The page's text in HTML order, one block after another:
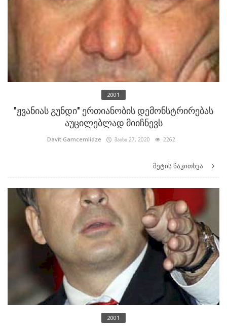
2001
"ჟვანიას გუნდი" ერთიანობის დემონსტრირებას
აუცილებლად მიიჩნევს
Davit.Gamcemlidze მაისი 27, 2020 2262
მეტის წაკითხვა
2001